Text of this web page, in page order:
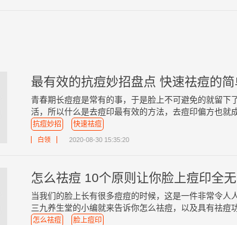
最有效的抗痘妙招盘点 快速祛痘的
青春期长痘痘是常有的事，于是脸上不可避免的就留下
活，所以什么是去痘印最有效的方法，去痘印偏方也就
抗痘妙招 快速祛痘
白领 2020-08-30 15:35:20
怎么祛痘 10个原则让你脸上痘印全无
当我们的脸上长有很多痘痘的时候，这是一件非常令
三九养生堂的小编就来告诉你怎么祛痘，以及具有祛痘
怎么祛痘 脸上痘印